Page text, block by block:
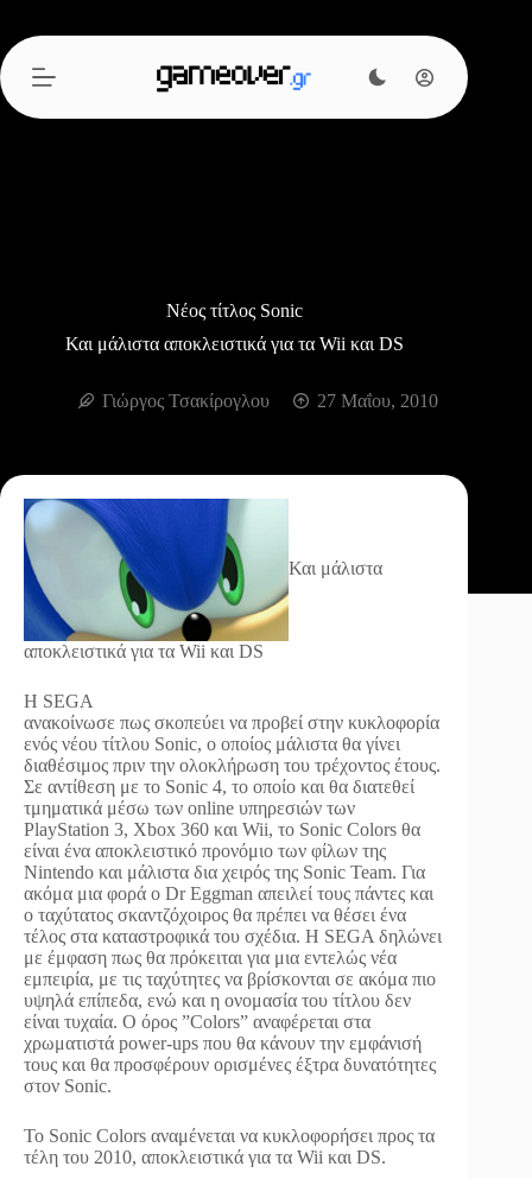
περιεχόμενο
Νέος τίτλος Sonic
Και μάλιστα αποκλειστικά για τα Wii και DS
Γιώργος Τσακίρογλου 27 Μαΐου, 2010
Και μάλιστα
αποκλειστικά για τα Wii και DS
Η SEGA
ανακοίνωσε πως σκοπεύει να προβεί στην κυκλοφορία
ενός νέου τίτλου Sonic, ο οποίος μάλιστα θα γίνει
διαθέσιμος πριν την ολοκλήρωση του τρέχοντος έτους.
Σε αντίθεση με το Sonic 4, το οποίο και θα διατεθεί
τμηματικά μέσω των online υπηρεσιών των
PlayStation 3, Xbox 360 και Wii, το Sonic Colors θα
είναι ένα αποκλειστικό προνόμιο των φίλων της
Nintendo και μάλιστα δια χειρός της Sonic Team. Για
ακόμα μια φορά ο Dr Eggman απειλεί τους πάντες και
ο ταχύτατος σκαντζόχοιρος θα πρέπει να θέσει ένα
τέλος στα καταστροφικά του σχέδια. Η SEGA δηλώνει
με έμφαση πως θα πρόκειται για μια εντελώς νέα
εμπειρία, με τις ταχύτητες να βρίσκονται σε ακόμα πιο
υψηλά επίπεδα, ενώ και η ονομασία του τίτλου δεν
είναι τυχαία. Ο όρος ”Colors” αναφέρεται στα
χρωματιστά power-ups που θα κάνουν την εμφάνισή
τους και θα προσφέρουν ορισμένες έξτρα δυνατότητες
στον Sonic.
Το Sonic Colors αναμένεται να κυκλοφορήσει προς τα
τέλη του 2010, αποκλειστικά για τα Wii και DS.